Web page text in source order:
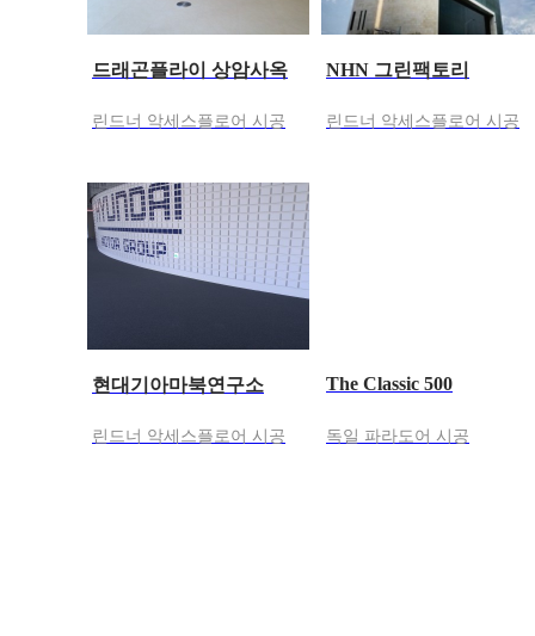
드래곤플라이 상암사옥
린드너 악세스플로어 시공
NHN 그린팩토리
린드너 악세스플로어 시공
현대기아마북연구소
린드너 악세스플로어 시공
The Classic 500
독일 파라도어 시공